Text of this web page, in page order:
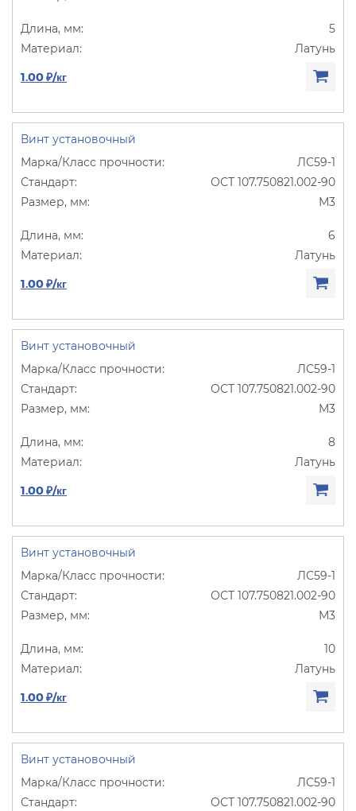
5
Латунь
1.00 ₽/кг
Винт установочный
ЛС59-1
ОСТ 107.750821.002-90
М3
6
Латунь
1.00 ₽/кг
Винт установочный
ЛС59-1
ОСТ 107.750821.002-90
М3
8
Латунь
1.00 ₽/кг
Винт установочный
ЛС59-1
ОСТ 107.750821.002-90
М3
10
Латунь
1.00 ₽/кг
Винт установочный
ЛС59-1
ОСТ 107.750821.002-90